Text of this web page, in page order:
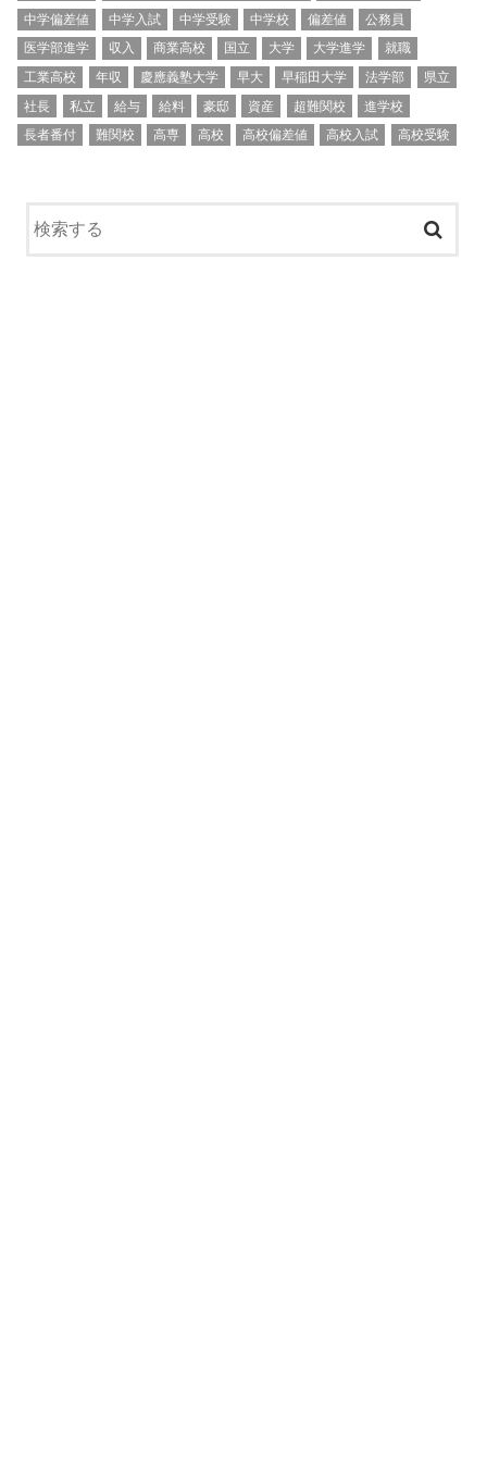
中学偏差値
中学入試 中学受験 中学校 偏差値
公務員
医学部進学
収入 商業高校 国立 大学 大学進学
就職
工業高校
年収 慶應義塾大学 早大 早稲田大学 法学部
県立
社長
私立 給与 給料 豪邸 資産 超難関校
進学校
長者番付
難関校 高専 高校 高校偏差値 高校入試 高校受験